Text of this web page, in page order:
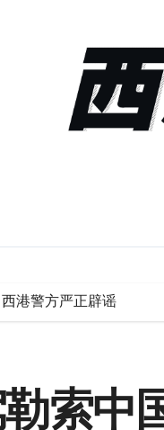
港警方严正辟谣
索中